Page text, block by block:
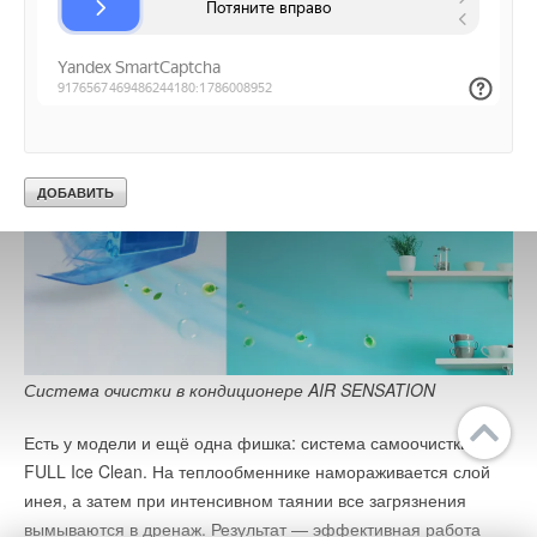
Функция Hi-Nano эффективна и против коронавирусной
инфекции, что подтверждено французской лабораторией
Texcell.
Система очистки в кондиционере AIR SENSATION
Есть у модели и ещё одна фишка: система самоочистки
FULL Ice Clean. На теплообменнике намораживается слой
инея, а затем при интенсивном таянии все загрязнения
вымываются в дренаж. Результат — эффективная работа